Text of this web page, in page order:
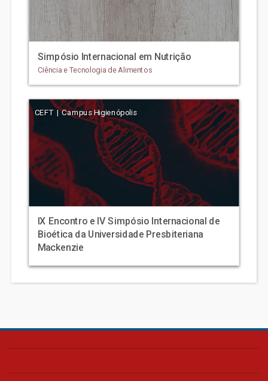
Simpósio Internacional em Nutrição
Ciência e Tecnologia de Alimentos
CEFT | Campus Higienópolis
IX Encontro e IV Simpósio Internacional de
Bioética da Universidade Presbiteriana
Mackenzie